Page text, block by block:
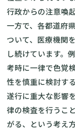
行政からの注意喚
一方で、各都道府
ついて、医療機関
し続けています。
考時に一律で色覚
性を慎重に検討す
遂行に重大な影響
律の検査を行うこ
がる、という考え